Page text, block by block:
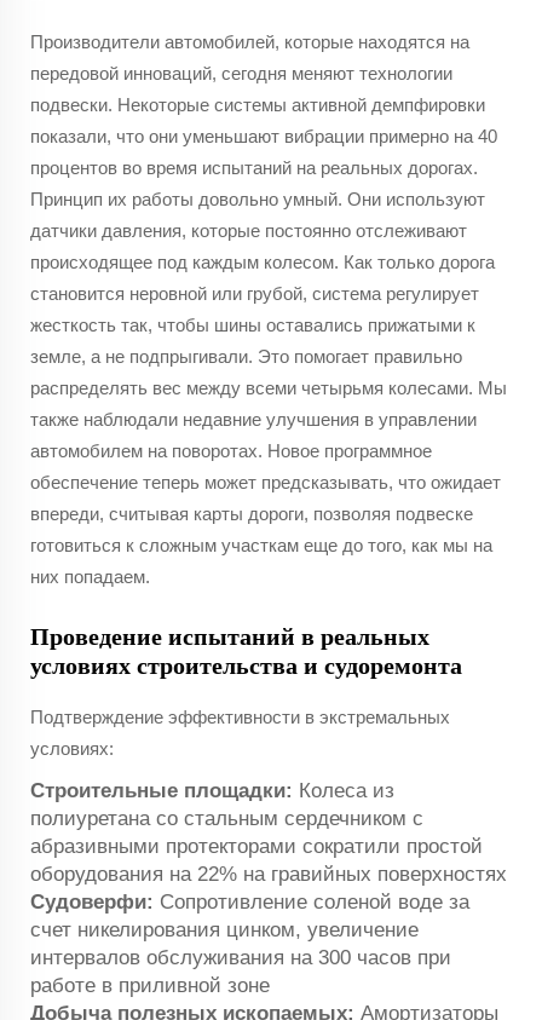
Производители автомобилей, которые находятся на
передовой инноваций, сегодня меняют технологии
подвески. Некоторые системы активной демпфировки
показали, что они уменьшают вибрации примерно на 40
процентов во время испытаний на реальных дорогах.
Принцип их работы довольно умный. Они используют
датчики давления, которые постоянно отслеживают
происходящее под каждым колесом. Как только дорога
становится неровной или грубой, система регулирует
жесткость так, чтобы шины оставались прижатыми к
земле, а не подпрыгивали. Это помогает правильно
распределять вес между всеми четырьмя колесами. Мы
также наблюдали недавние улучшения в управлении
автомобилем на поворотах. Новое программное
обеспечение теперь может предсказывать, что ожидает
впереди, считывая карты дороги, позволяя подвеске
готовиться к сложным участкам еще до того, как мы на
них попадаем.
Проведение испытаний в реальных
условиях строительства и судоремонта
Подтверждение эффективности в экстремальных
условиях:
Строительные площадки: Колеса из
полиуретана со стальным сердечником с
абразивными протекторами сократили простой
оборудования на 22% на гравийных поверхностях
Судоверфи: Сопротивление соленой воде за
счет никелирования цинком, увеличение
интервалов обслуживания на 300 часов при
работе в приливной зоне
Добыча полезных ископаемых: Амортизаторы